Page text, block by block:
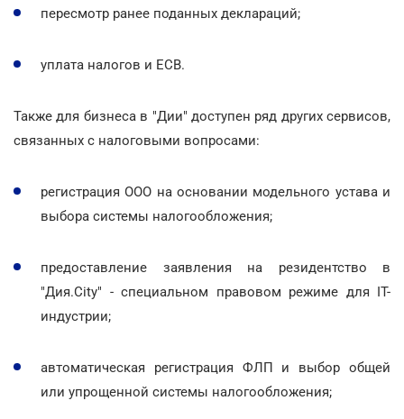
пересмотр ранее поданных деклараций;
уплата налогов и ЕСВ.
Также для бизнеса в "Дии" доступен ряд других сервисов,
связанных с налоговыми вопросами:
регистрация ООО на основании модельного устава и
выбора системы налогообложения;
предоставление заявления на резидентство в
"Дия.City" - специальном правовом режиме для IT-
индустрии;
автоматическая регистрация ФЛП и выбор общей
или упрощенной системы налогообложения;